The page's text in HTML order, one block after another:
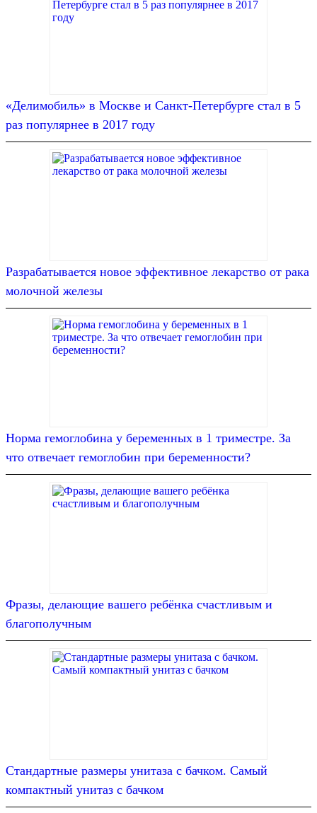
«Делимобиль» в Москве и Санкт-Петербурге стал в 5
раз популярнее в 2017 году
Разрабатывается новое эффективное лекарство от рака
молочной железы
Норма гемоглобина у беременных в 1 триместре. За
что отвечает гемоглобин при беременности?
Фразы, делающие вашего ребёнка счастливым и
благополучным
Стандартные размеры унитаза с бачком. Самый
компактный унитаз с бачком